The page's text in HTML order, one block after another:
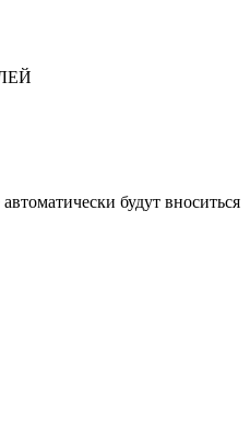
будут вноситься